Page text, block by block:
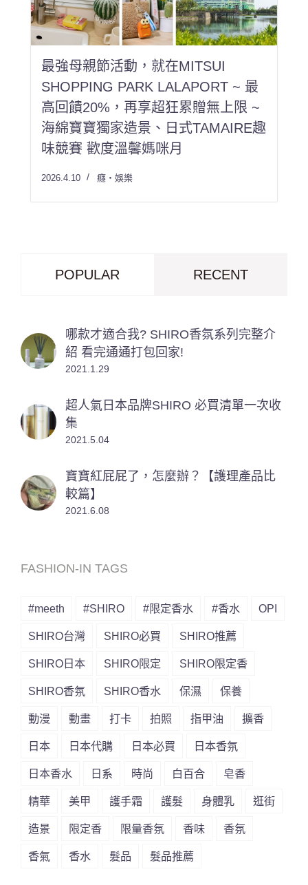
最強母親節活動，就在MITSUI
SHOPPING PARK LALAPORT ~ 最
高回饋20%，再享超狂累贈無上限 ~
海綿寶寶獨家造景、日式TAMAIRE趣
味競賽 歡度溫馨媽咪月
2026.4.10 癮・娛樂
POPULAR RECENT
哪款才適合我? SHIRO香氛系列完整介
紹 看完通通打包回家!
2021.1.29
超人氣日本品牌SHIRO 必買清單一次收
集
2021.5.04
寶寶紅屁屁了，怎麼辦？【護理產品比
較篇】
2021.6.08
FASHION-IN TAGS
#meeth #SHIRO #限定香水 #香水 OPI
SHIRO台灣 SHIRO必買 SHIRO推薦
SHIRO日本 SHIRO限定 SHIRO限定香
SHIRO香氛 SHIRO香水 保濕 保養
動漫 動畫 打卡 拍照 指甲油 擴香
日本 日本代購 日本必買 日本香氛
日本香水 日系 時尚 白百合 皂香
精華 美甲 護手霜 護髮 身體乳 逛街
造景 限定香 限量香氛 香味 香氛
香氣 香水 髮品 髮品推薦